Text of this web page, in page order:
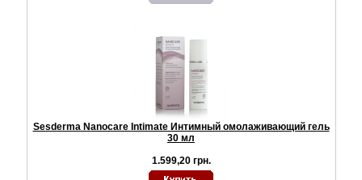
Sesderma Nanocare Intimate Интимный омолаживающий гель
30 мл
1.599,20 грн.